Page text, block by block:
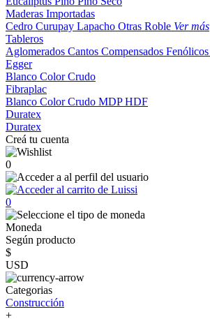
Maderas Importadas
Cedro Curupay Lapacho Otras Roble Ver más
Tableros
Aglomerados Cantos Compensados Fenólicos
Egger
Blanco ColorCrudo
Fibraplac
Blanco ColorCrudo MDPHDF
Duratex
Duratex
Creá tu cuenta
0
0
Moneda
Según producto
$
USD
Categorias
Construcción
+